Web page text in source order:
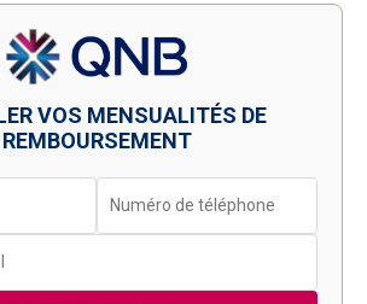
VOS MENSUALITÉS DE
REMBOURSEMENT